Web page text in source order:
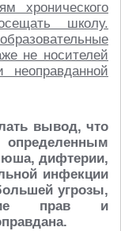
хронического
школу.
не носителей
неоправданной
вывод, что
дифтерии,
инфекции
угрозы,
прав и